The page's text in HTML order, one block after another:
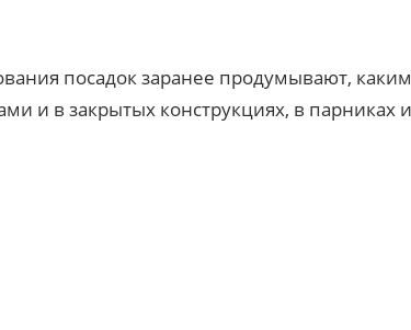
посадок заранее продумывают, каким
и в закрытых конструкциях, в парниках и